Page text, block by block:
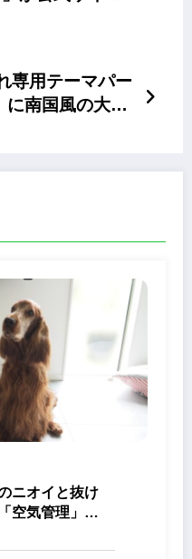
専用テーマパー
に南国風の大型
ニオイと抜け
空気管理」の